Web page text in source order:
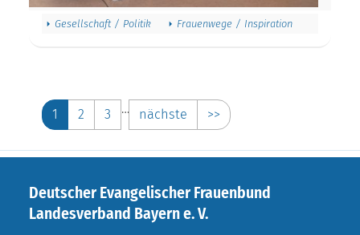
Gesellschaft / Politik Frauenwege / Inspiration
1 2 3 … nächste >>
Deutscher Evangelischer Frauenbund
Landesverband Bayern e. V.